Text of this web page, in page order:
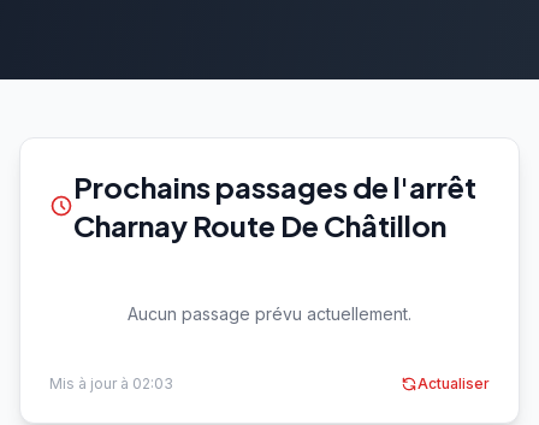
Prochains passages de l'arrêt
Charnay Route De Châtillon
Aucun passage prévu actuellement.
Mis à jour à 02:03 Actualiser